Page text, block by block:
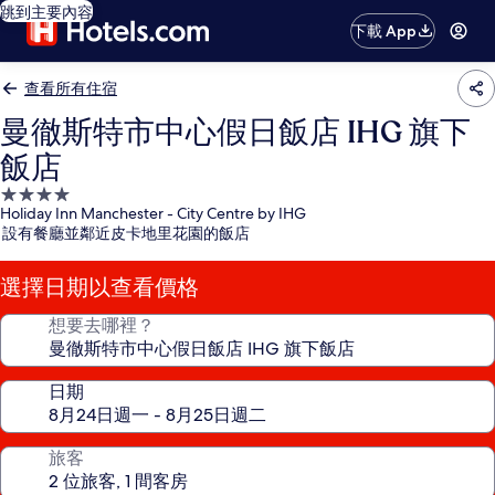
跳到主要內容
下載 App
查看所有住宿
曼徹斯特市中心假日飯店 IHG 旗下
飯店
4.0
星
級
住
宿
Holiday Inn Manchester - City Centre by IHG
設有餐廳並鄰近皮卡地里花園的飯店
選擇日期以查看價格
想要去哪裡？
日期
旅客